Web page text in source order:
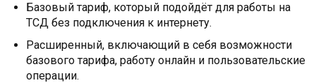
Базовый тариф, который подойдёт для работы на
ТСД без подключения к интернету.
Расширенный, включающий в себя возможности
базового тарифа, работу онлайн и пользовательские
операции.